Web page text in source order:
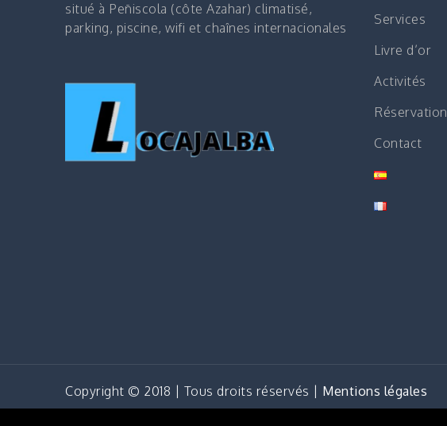
situé à Peñiscola (côte Azahar) climatisé,
parking, piscine, wifi et chaînes internacionales
Services
Livre d’or
Activités
Réservation
Contact
Copyright © 2018 | Tous droits réservés | Mentions légales